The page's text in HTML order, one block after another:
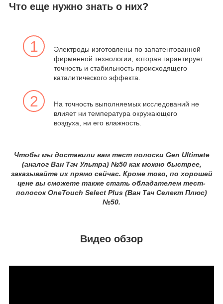
Что еще нужно знать о них?
1
Электроды изготовлены по запатентованной
фирменной технологии, которая гарантирует
точность и стабильность происходящего
каталитического эффекта.
2
На точность выполняемых исследований не
влияет ни температура окружающего
воздуха, ни его влажность.
Чтобы мы доставили вам тест полоски Gen Ultimate
(аналог Ван Тач Ультра) №50 как можно быстрее,
заказывайте их прямо сейчас. Кроме того, по хорошей
цене вы сможете также стать обладателем тест-
полосок OneTouch Select Plus (Ван Тач Селект Плюс)
№50.
Видео обзор